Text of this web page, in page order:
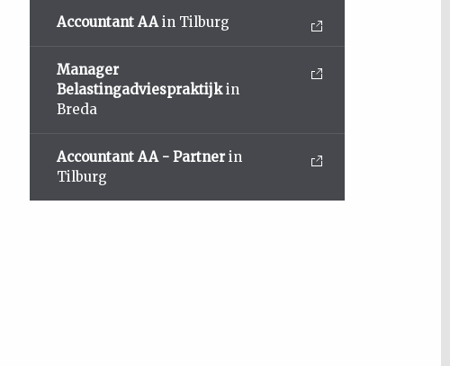
Accountant AAin Tilburg
Manager
Belastingadviespraktijkin
Breda
Accountant AA - Partner in
Tilburg